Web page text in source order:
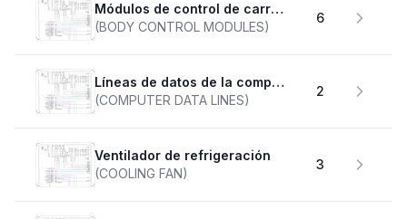
Módulos de control de carrocería
(BODY CONTROL MODULES)
6
Líneas de datos de la computadora
(COMPUTER DATA LINES)
2
Ventilador de refrigeración
(COOLING FAN)
3